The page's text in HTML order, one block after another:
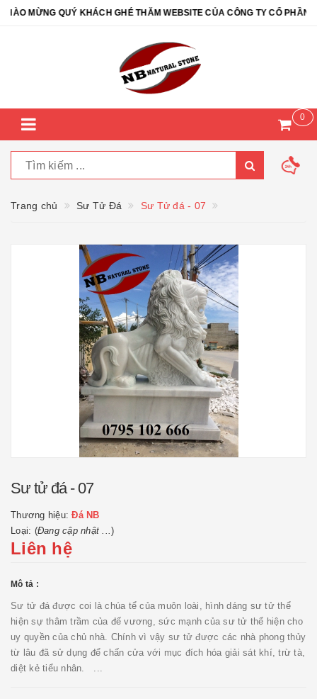
MỪNG QUÝ KHÁCH GHÉ THĂM WEBSITE CỦA CÔNG TY CỔ PHẦN
0
Trang chủ Sư Tử Đá Sư Tử đá - 07
Sư tử đá - 07
Thương hiệu:Đá NB
Loại: (Đang cập nhật ...)
Liên hệ
Mô tả :
Sư tử đá được coi là chúa tể của muôn loài, hình dáng sư tử thể
hiện sự thâm trầm của đế vương, sức mạnh của sư tử thể hiện cho
uy quyền của chủ nhà. Chính vì vậy sư tử được các nhà phong thủy
từ lâu đã sử dụng để chấn cửa với mục đích hóa giải sát khí, trừ tà,
diệt kẻ tiểu nhân. ...